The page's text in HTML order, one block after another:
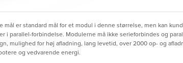
er standard mål for et modul i denne størrelse, men kan
i parallel-forbindelse. Modulerne må ikke serieforbindes og
for høj afladning, lang levetid, over 2000 op- og
og vedvarende energi.